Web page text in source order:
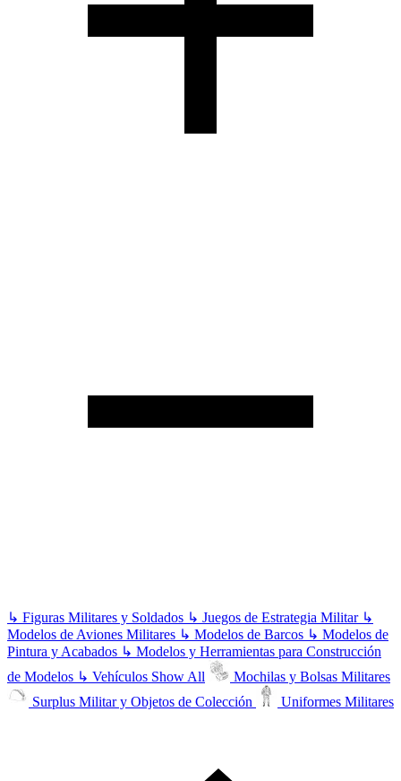
↳ Figuras Militares y Soldados ↳ Juegos de Estrategia Militar ↳
Modelos de Aviones Militares ↳ Modelos de Barcos ↳ Modelos de
Pintura y Acabados ↳ Modelos y Herramientas para Construcción
de Modelos ↳ Vehículos Show All
Mochilas y Bolsas Militares
Surplus Militar y Objetos de Colección
Uniformes Militares